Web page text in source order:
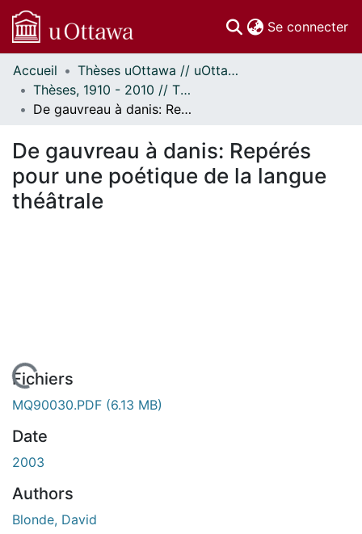
Se connecter
Communautés
et collections
Parcourir
À propos
Accueil
Thèses uOttawa // uOttawa Theses
Thèses, 1910 - 2010 // Theses, 1910 - 2010
De gauvreau à danis: Repérés pour une poétique de la langue théâtrale
De gauvreau à danis: Repérés
pour une poétique de la langue
théâtrale
En cours de chargement...
Fichiers
MQ90030.PDF (6.13 MB)
Date
2003
Authors
Blonde, David